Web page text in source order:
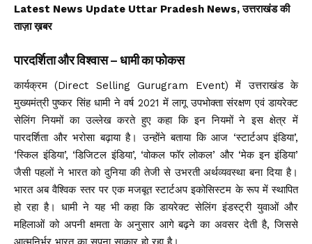
Latest News Update Uttar Pradesh News, उत्तराखंड की
ताज़ा ख़बर
पारदर्शिता और विश्वास – धामी का फोकस
कार्यक्रम (Direct Selling Gurugram Event) में उत्तराखंड के
मुख्यमंत्री पुष्कर सिंह धामी ने वर्ष 2021 में लागू उपभोक्ता संरक्षण एवं डायरेक्ट
सेलिंग नियमों का उल्लेख करते हुए कहा कि इन नियमों ने इस क्षेत्र में
पारदर्शिता और भरोसा बढ़ाया है। उन्होंने बताया कि आज ‘स्टार्टअप इंडिया’,
‘स्किल इंडिया’, ‘डिजिटल इंडिया’, ‘वोकल फॉर लोकल’ और ‘मेक इन इंडिया’
जैसी पहलों ने भारत को दुनिया की तेजी से उभरती अर्थव्यवस्था बना दिया है।
भारत अब वैश्विक स्तर पर एक मजबूत स्टार्टअप इकोसिस्टम के रूप में स्थापित
हो रहा है। धामी ने यह भी कहा कि डायरेक्ट सेलिंग इंडस्ट्री युवाओं और
महिलाओं को अपनी क्षमता के अनुसार आगे बढ़ने का अवसर देती है, जिससे